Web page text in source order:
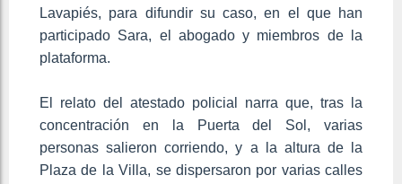
Lavapiés, para difundir su caso, en el que han
participado Sara, el abogado y miembros de la
plataforma.
El relato del atestado policial narra que, tras la
concentración en la Puerta del Sol, varias
personas salieron corriendo, y a la altura de la
Plaza de la Villa, se dispersaron por varias calles